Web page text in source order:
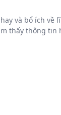
và bổ ích về
thấy thông tin